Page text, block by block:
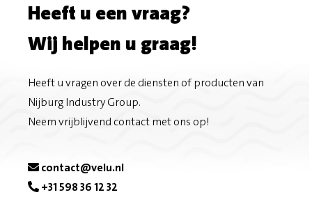
Heeft u een vraag?
Wij helpen u graag!
Heeft u vragen over de diensten of producten van
Nijburg Industry Group.
Neem vrijblijvend contact met ons op!
contact@velu.nl
+31 598 36 12 32